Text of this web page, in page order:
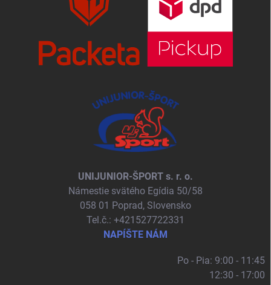
UNIJUNIOR-ŠPORT s. r. o.
Námestie svätého Egídia 50/58
058 01 Poprad, Slovensko
Tel.č.: +421527722331
NAPÍŠTE NÁM
Po - Pia: 9:00 - 11:45
12:30 - 17:00